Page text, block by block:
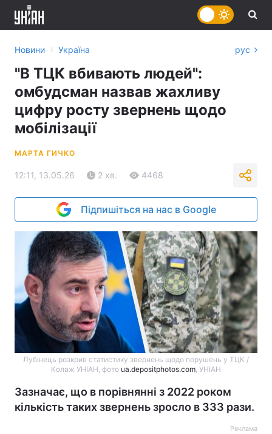
Новини › Україна рус
"В ТЦК вбивають людей":
омбудсман назвав жахливу
цифру росту звернень щодо
мобілізації
МАРТА ГИЧКО
12:11, 13.05.26 2 хв. 4468
Підпишіться на нас в Google
Лубінець розкрив статистику звернень щодо порушень у ТЦК /
Колаж УНІАН, фото ua.depositphotos.com, УНІАН
Зазначає, що в порівнянні з 2022 роком
кількість таких звернень зросло в 333 рази.
Реклама